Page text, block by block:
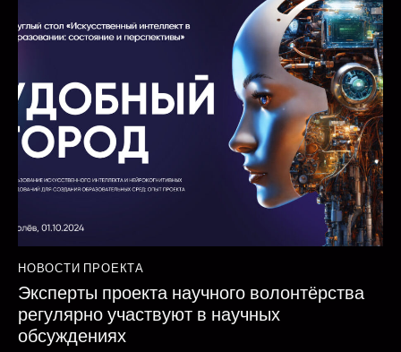
НОВОСТИ ПРОЕКТА
Эксперты проекта научного волонтёрства
регулярно участвуют в научных
обсуждениях